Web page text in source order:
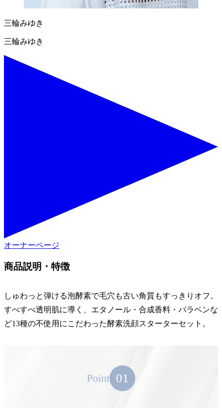
三輪みゆき
三輪みゆき
オーナーページ
商品説明・特徴
しゅわっと弾ける泡酵素で毛穴も古い角質もすっきりオフ。
すべすべ透明肌に導く、エタノール・合成香料・パラベンな
ど13種の不使用にこだわった酵素洗顔スターターセット。
Point 01